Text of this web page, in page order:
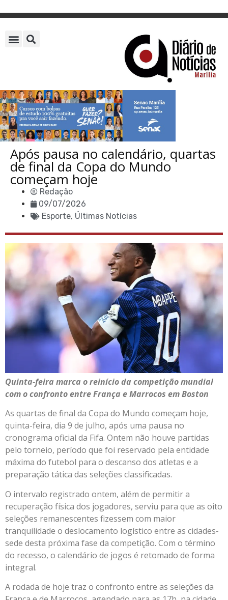
Após pausa no calendário, quartas
de final da Copa do Mundo
começam hoje
Redação
09/07/2026
Esporte, Últimas Notícias
Quinta-feira marca o reinício da competição mundial
com o confronto entre França e Marrocos em Boston
As quartas de final da Copa do Mundo começam hoje,
quinta-feira, dia 9 de julho, após uma pausa no
cronograma oficial da Fifa. Ontem não houve partidas
pelo torneio, período que foi reservado pela entidade
máxima do futebol para o descanso dos atletas e a
preparação tática das seleções classificadas.
O intervalo registrado ontem, além de permitir a
recuperação física dos jogadores, serviu para que as oito
seleções remanescentes fizessem com maior
tranquilidade o deslocamento logístico entre as cidades-
sede desta próxima fase da competição. Com o término
do recesso, o calendário de jogos é retomado de forma
integral.
A rodada de hoje traz o confronto entre as seleções da